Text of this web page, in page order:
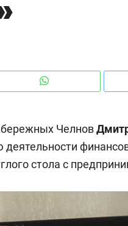
Челнов
деятельности
стола с
как
Рекомендуем
свою